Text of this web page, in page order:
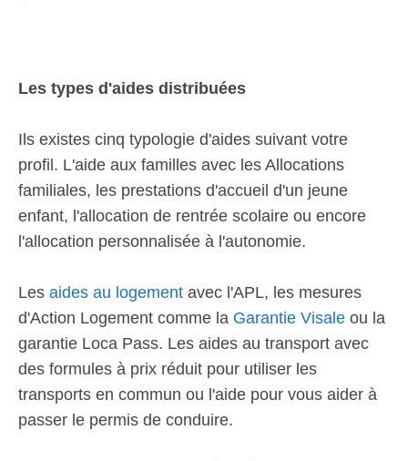
Les types d'aides distribuées
Ils existes cinq typologie d'aides suivant votre
profil. L'aide aux familles avec les Allocations
familiales, les prestations d'accueil d'un jeune
enfant, l'allocation de rentrée scolaire ou encore
l'allocation personnalisée à l'autonomie.
Les aides au logement avec l'APL, les mesures
d'Action Logement comme la Garantie Visale ou la
garantie Loca Pass. Les aides au transport avec
des formules à prix réduit pour utiliser les
transports en commun ou l'aide pour vous aider à
passer le permis de conduire.